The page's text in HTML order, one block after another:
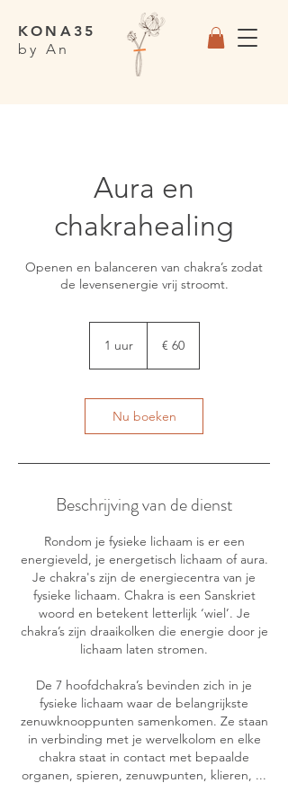
KONA35
by An
Aura en
chakrahealing
Openen en balanceren van chakra’s zodat
de levensenergie vrij stroomt.
1 uur1
€ 60
Nu boeken
Beschrijving van de dienst
Rondom je fysieke lichaam is er een
energieveld, je energetisch lichaam of aura.
Je chakra's zijn de energiecentra van je
fysieke lichaam. Chakra is een Sanskriet
woord en betekent letterlijk ‘wiel’. Je
chakra’s zijn draaikolken die energie door je
lichaam laten stromen.
De 7 hoofdchakra’s bevinden zich in je
fysieke lichaam waar de belangrijkste
zenuwknooppunten samenkomen. Ze staan
in verbinding met je wervelkolom en elke
chakra staat in contact met bepaalde
organen, spieren, zenuwpunten, klieren, ...